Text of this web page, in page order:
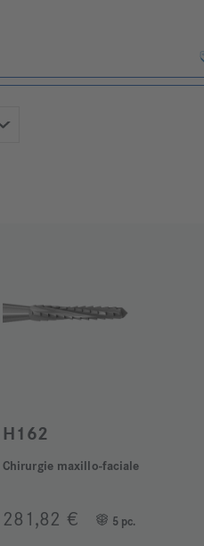
H162
Chirurgie maxillo-faciale
281,82 € 5 pc.